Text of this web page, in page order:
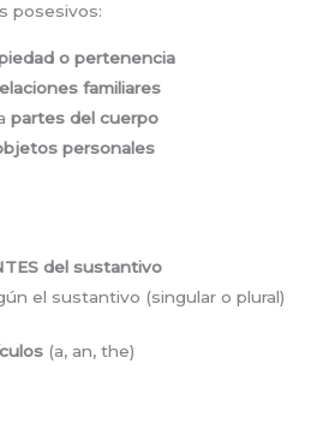
posesivos:
o pertenencia
familiares
partes del cuerpo
personales
del sustantivo
el sustantivo (singular o plural)
(a, an, the)